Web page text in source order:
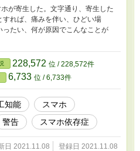
が寄生した。文字通り、寄生した
すれば、痛みを伴い、ひどい場
たい、何が原因でこんなことが
228,572 位 / 228,572件
6,733 位 / 6,733件
知能
スマホ
警告 スマホ依存症
日 2021.11.08 登録日 2021.11.08